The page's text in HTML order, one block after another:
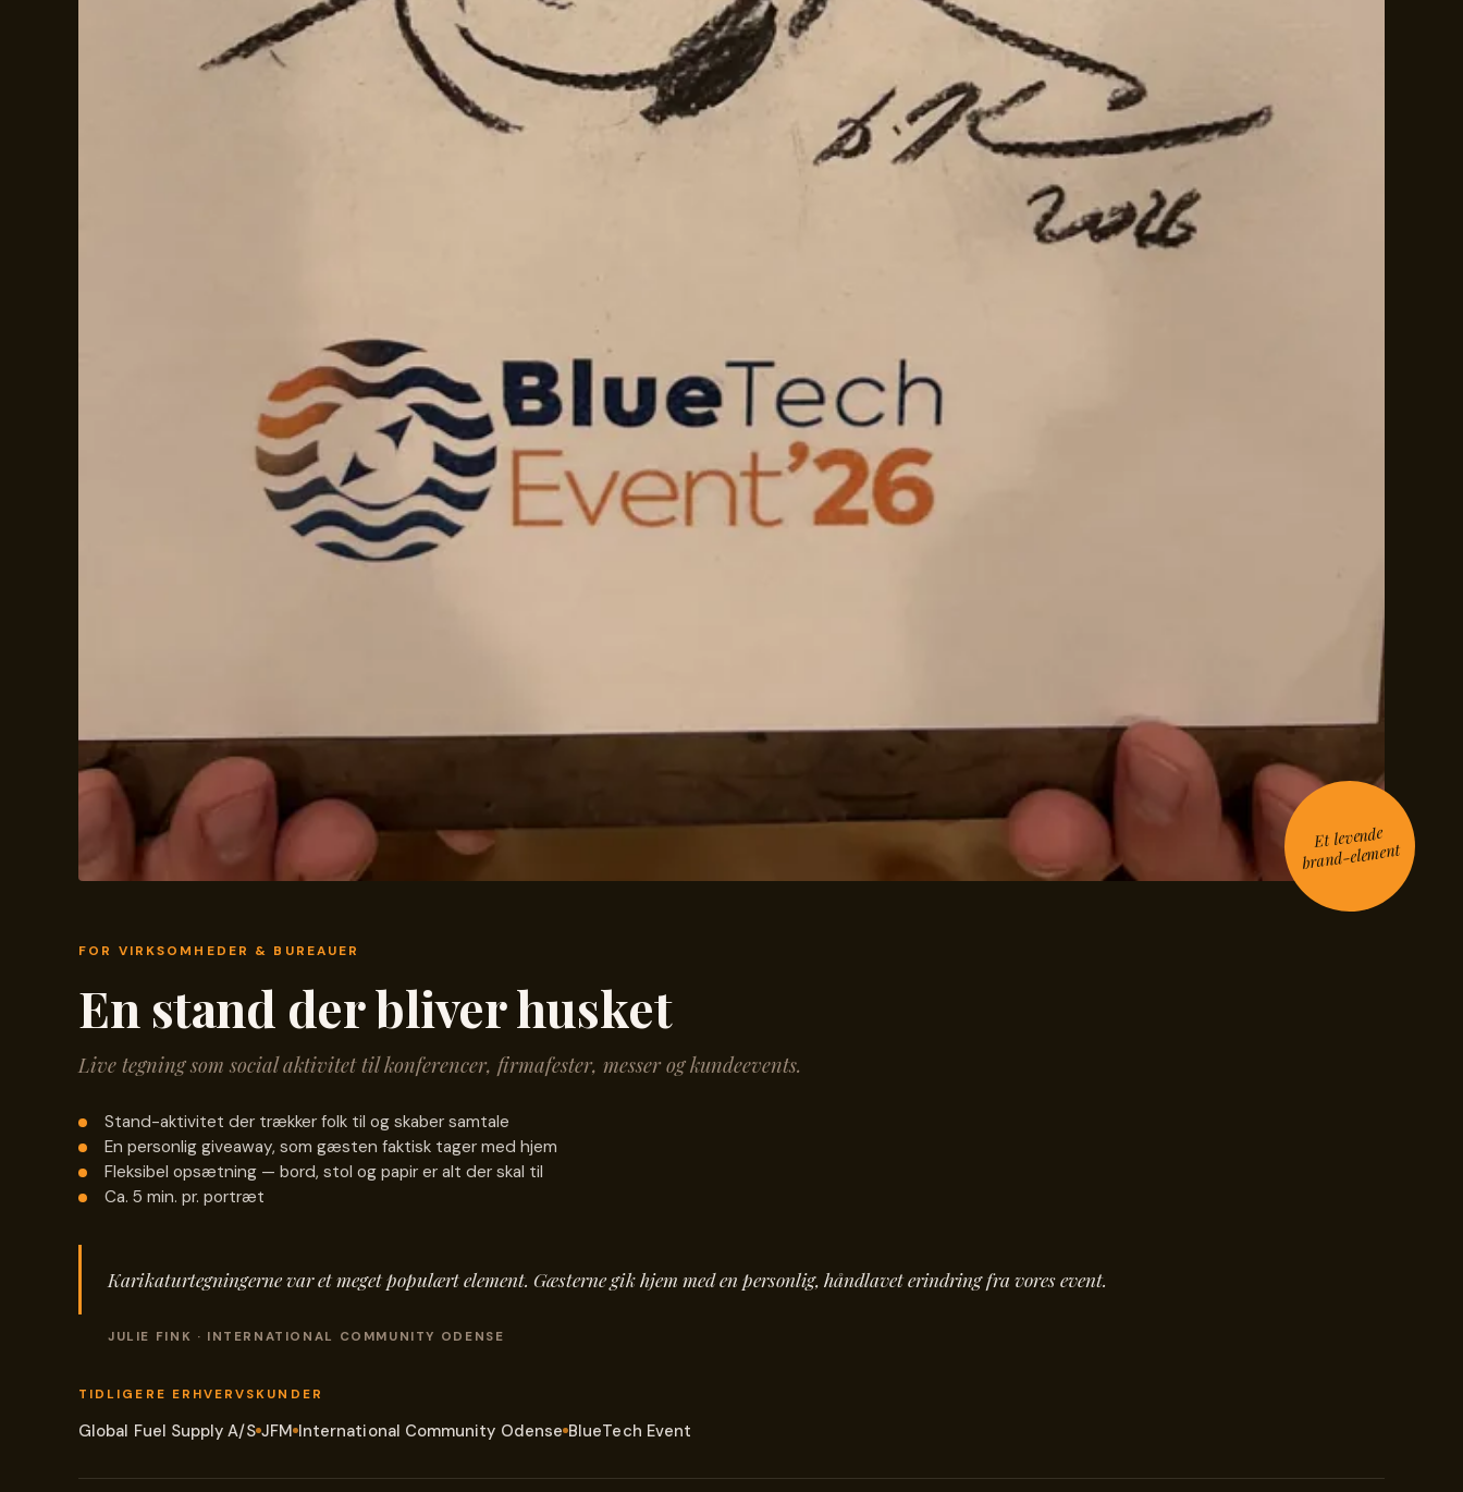
Et levende
brand-element
FOR VIRKSOMHEDER & BUREAUER
En stand der bliver husket
Live tegning som social aktivitet til konferencer, firmafester, messer og kundeevents.
Stand-aktivitet der trækker folk til og skaber samtale
En personlig giveaway, som gæsten faktisk tager med hjem
Fleksibel opsætning — bord, stol og papir er alt der skal til
Ca. 5 min. pr. portræt
Karikaturtegningerne var et meget populært element. Gæsterne gik hjem med en personlig, håndlavet erindring fra vores event.
JULIE FINK · INTERNATIONAL COMMUNITY ODENSE
TIDLIGERE ERHVERVSKUNDER
Global Fuel Supply A/S JFM International Community Odense BlueTech Event